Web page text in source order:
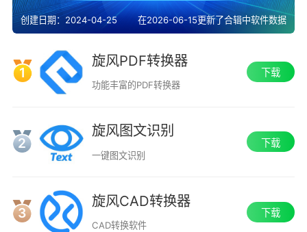
创建日期：2024-04-25 在2026-06-15更新了合辑中软件数据
1
旋风PDF转换器
功能丰富的PDF转换器
下载
2
旋风图文识别
一键图文识别
下载
3
旋风CAD转换器
CAD转换软件
下载